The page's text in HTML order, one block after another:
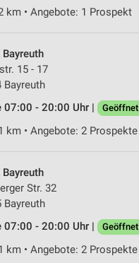
km • Angebote: 1 Prospekt
Bayreuth
15 - 17
Bayreuth
07:00 - 20:00 Uhr |
Geöffnet
km • Angebote: 2 Prospekte
Bayreuth
Str. 32
Bayreuth
07:00 - 20:00 Uhr |
Geöffnet
km • Angebote: 2 Prospekte
zur Auswahl
zur Personalisierung
durch Statistiken oder
Daten aus verschiedenen